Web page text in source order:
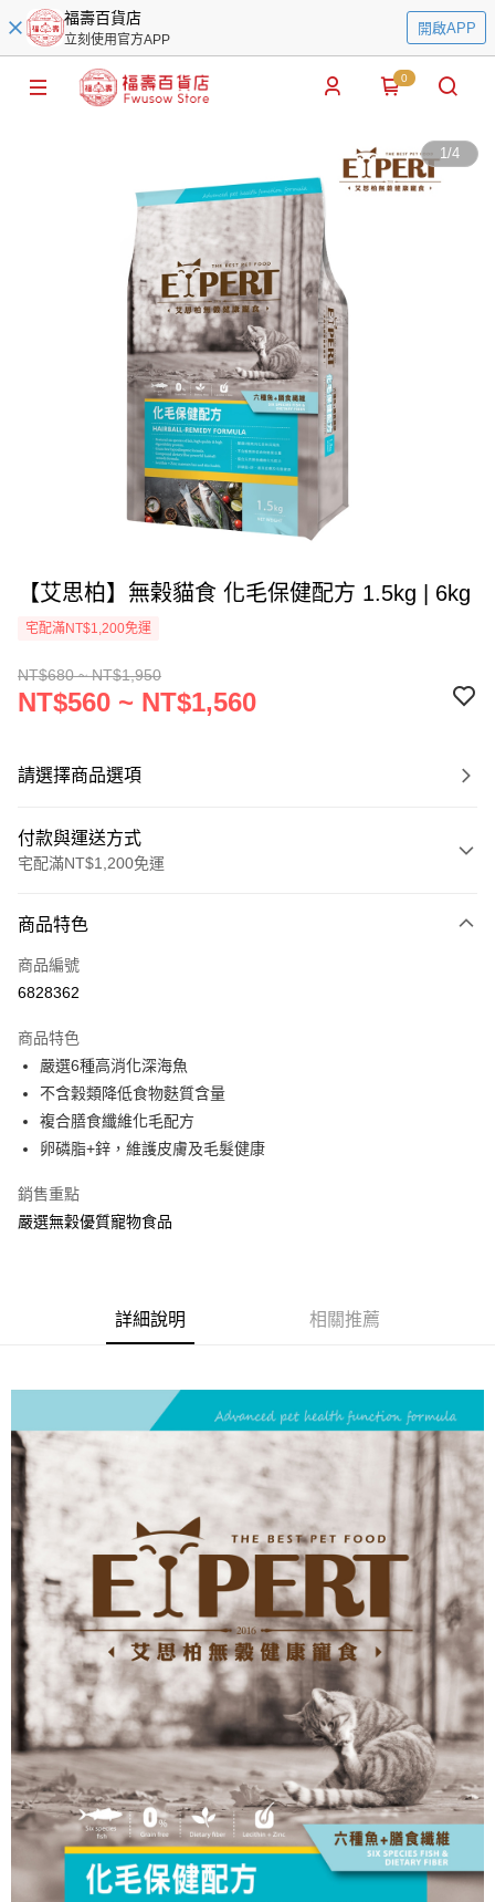
福壽百貨店
立刻使用官方APP
開啟APP
0
1/4
【艾思柏】無榖貓食 化毛保健配方 1.5kg | 6kg
宅配滿NT$1,200免運
NT$680 ~ NT$1,950
NT$560 ~ NT$1,560
請選擇商品選項
付款與運送方式
宅配滿NT$1,200免運
信用卡一次付款
LINE Pay
運送方式
常溫宅配
每筆NT$120，滿NT$1,200(含以上)免運費
商品特色
商品編號
6828362
商品特色
嚴選6種高消化深海魚
不含穀類降低食物麩質含量
複合膳食纖維化毛配方
卵磷脂+鋅，維護皮膚及毛髮健康
銷售重點
嚴選無穀優質寵物食品
詳細說明 相關推薦